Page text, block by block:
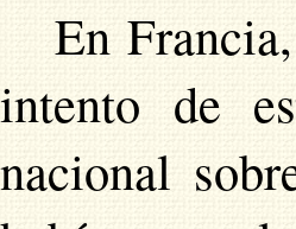
En
intento de
nacional